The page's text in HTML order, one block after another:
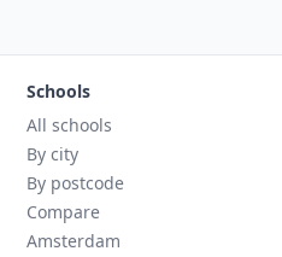
Schools
All schools
By city
By postcode
Compare
Amsterdam